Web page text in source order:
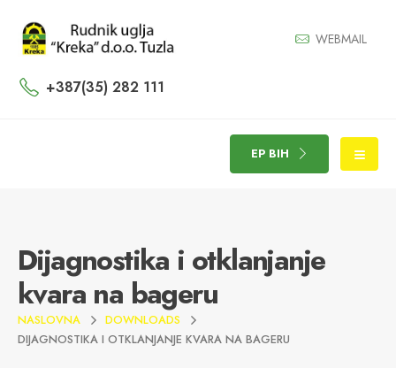
WEBMAIL
+387(35) 282 111
EP BIH
Dijagnostika i otklanjanje
kvara na bageru
NASLOVNA
DOWNLOADS
DIJAGNOSTIKA I OTKLANJANJE KVARA NA BAGERU